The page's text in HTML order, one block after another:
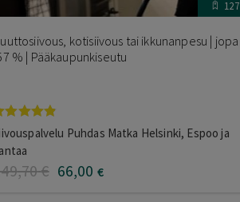
127
kotisiivous tai ikkunanpesu | jopa
% | Pääkaupunkiseutu
/ 5
Puhdas Matka Helsinki, Espoo ja
,70€ 66,00 €